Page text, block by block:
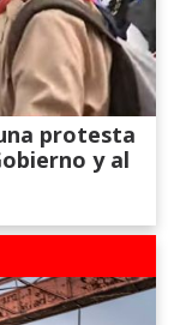
protesta
y al